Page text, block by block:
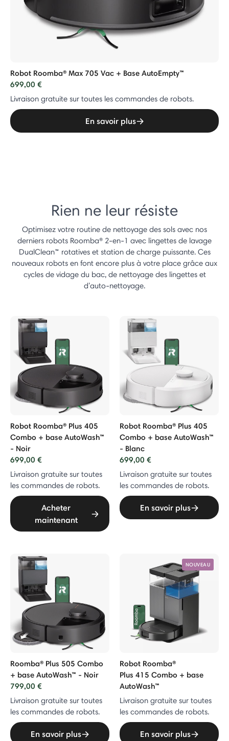
Robot Roomba® Max 705 Vac + Base AutoEmpty™
699,00 €
Livraison gratuite sur toutes les commandes de robots.
En savoir plus
Rien ne leur résiste
Optimisez votre routine de nettoyage des sols avec nos
derniers robots Roomba® 2-en-1 avec lingettes de lavage
DualClean™ rotatives et station de charge puissante. Ces
nouveaux robots en font encore plus à votre place grâce aux
cycles de vidage du bac, de nettoyage des lingettes et
d’auto-nettoyage.
Robot Roomba® Plus 405
Combo + base AutoWash™
- Noir
699,00 €
Livraison gratuite sur toutes
les commandes de robots.
Acheter
maintenant
Robot Roomba® Plus 405
Combo + base AutoWash™
- Blanc
699,00 €
Livraison gratuite sur toutes
les commandes de robots.
En savoir plus
Roomba® Plus 505 Combo
+ base AutoWash™ - Noir
799,00 €
Livraison gratuite sur toutes
les commandes de robots.
En savoir plus
NOUVEAU
Robot Roomba®
Plus 415 Combo + base
AutoWash™
Livraison gratuite sur toutes
les commandes de robots.
En savoir plus